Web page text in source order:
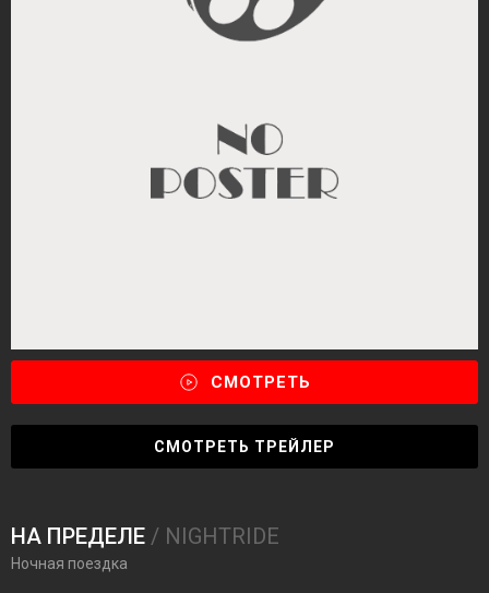
СМОТРЕТЬ
СМОТРЕТЬ ТРЕЙЛЕР
НА ПРЕДЕЛЕ / NIGHTRIDE
Ночная поездка